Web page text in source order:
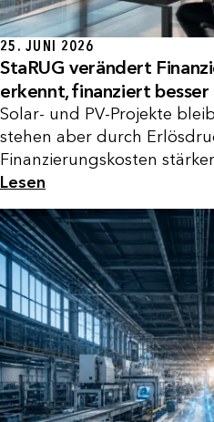
25. JUNI 2026
StaRUG verändert
erkennt, finanziert besser
Solar- und PV-Projekte
stehen aber durch
Finanzierungskosten
Lesen